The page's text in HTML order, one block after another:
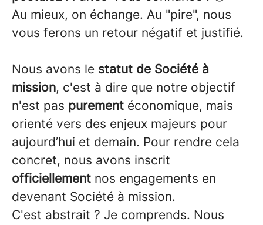
Au mieux, on échange. Au "pire", nous
vous ferons un retour négatif et justifié.
Nous avons le statut de Société à
mission, c'est à dire que notre objectif
n'est pas purement économique, mais
orienté vers des enjeux majeurs pour
aujourd’hui et demain. Pour rendre cela
concret, nous avons inscrit
officiellement nos engagements en
devenant Société à mission.
C'est abstrait ? Je comprends. Nous